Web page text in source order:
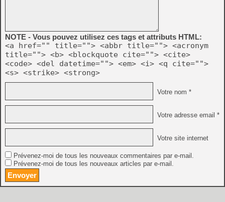
NOTE - Vous pouvez utilisez ces tags et attributs HTML:
<a href="" title=""> <abbr title=""> <acronym
title=""> <b> <blockquote cite=""> <cite>
<code> <del datetime=""> <em> <i> <q cite="">
<s> <strike> <strong>
Votre nom *
Votre adresse email *
Votre site internet
Prévenez-moi de tous les nouveaux commentaires par e-mail.
Prévenez-moi de tous les nouveaux articles par e-mail.